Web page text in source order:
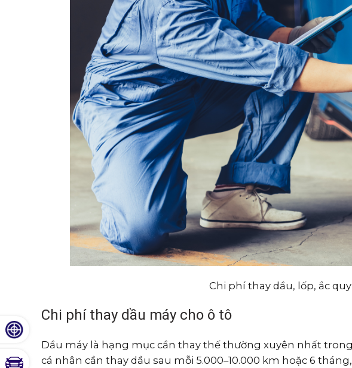
Chi phí thay dầu, lốp, ắc
Chi phí thay dầu máy cho ô tô
Dầu máy là hạng mục cần thay thế thường xuyên nhất
cá nhân cần thay dầu sau mỗi 5.000–10.000 km hoặc 6